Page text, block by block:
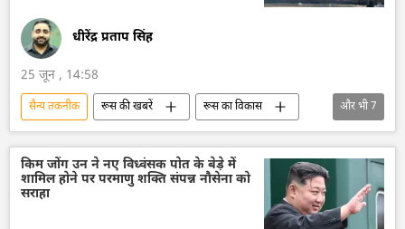
धीरेंद्र प्रताप सिंह
25 जून , 14:58
सैन्य तकनीक रूस की खबरें
रूस का विकास
रूस
मास्को
रूसी सैन्य तकनीक
तकनीकी विकास
सैन्य तकनीकी सहयोग
व्लादिमीर पुतिन
और भी7
किम जोंग उन ने नए विध्वंसक पोत के बेड़े में
शामिल होने पर परमाणु शक्ति संपन्न नौसेना को
सराहा